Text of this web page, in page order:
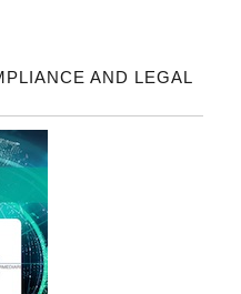
AND LEGAL